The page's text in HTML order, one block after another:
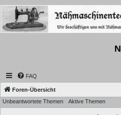
FAQ
Foren-Übersicht
Unbeantwortete Themen Aktive Themen